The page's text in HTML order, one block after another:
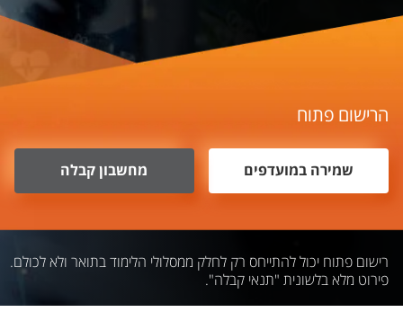
הרישום פתוח
שמירה במועדפים מחשבון קבלה
רישום פתוח יכול להתייחס רק לחלק ממסלולי הלימוד בתואר ולא לכולם.
פירוט מלא בלשונית "תנאי קבלה".